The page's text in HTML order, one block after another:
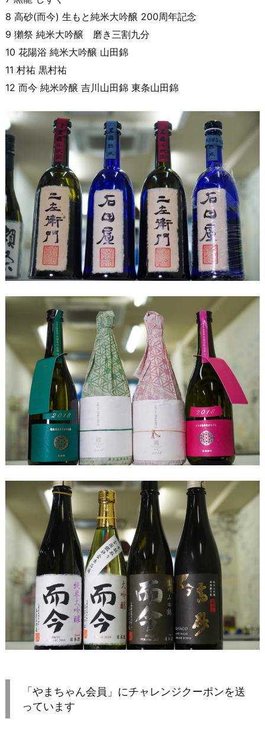
8 高砂(而今) 生もと純米大吟醸 200周年記念
9 獺祭 純米大吟醸 磨き三割九分
10 花陽浴 純米大吟醸 山田錦
11 村祐 黒村祐
12 而今 純米吟醸 吉川山田錦 東条山田錦
「やまちゃん会員」にチャレンジクーポンを送
っています